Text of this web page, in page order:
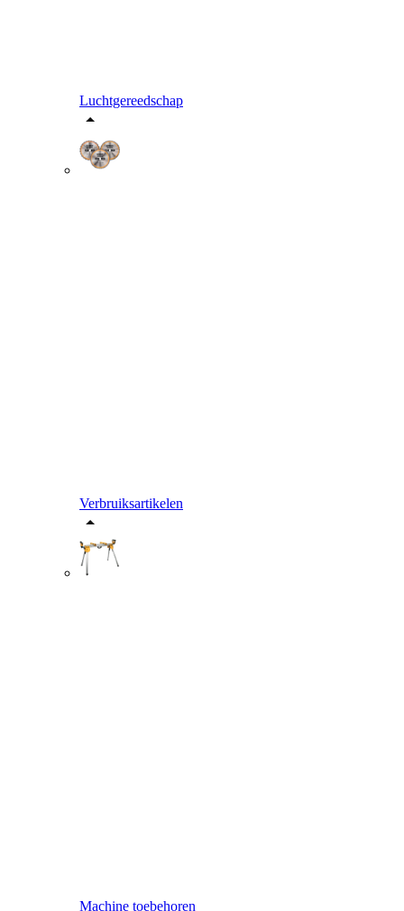
Luchtgereedschap
Verbruiksartikelen
Machine toebehoren